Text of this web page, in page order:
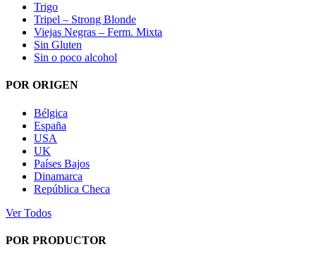
Trigo
Tripel – Strong Blonde
Viejas Negras – Ferm. Mixta
Sin Gluten
Sin o poco alcohol
POR ORIGEN
Bélgica
España
USA
UK
Países Bajos
Dinamarca
República Checa
Ver Todos
POR PRODUCTOR